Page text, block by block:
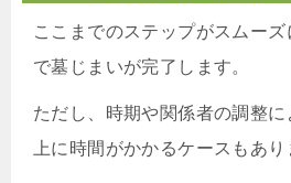
ここまでのステップがスムー
で墓じまいが完了します。
ただし、時期や関係者の調整
上に時間がかかるケースもあり